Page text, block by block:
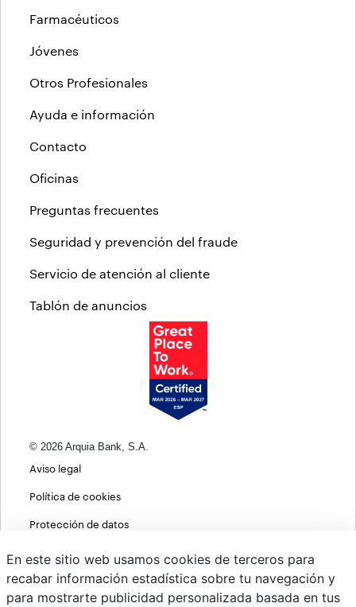
Farmacéuticos
Jóvenes
Otros Profesionales
Ayuda e información
Contacto
Oficinas
Preguntas frecuentes
Seguridad y prevención del fraude
Servicio de atención al cliente
Tablón de anuncios
© 2026 Arquia Bank, S.A.
Aviso legal
Política de cookies
Protección de datos
MIFID
En este sitio web usamos cookies de terceros para
recabar información estadística sobre tu navegación y
para mostrarte publicidad personalizada basada en tus